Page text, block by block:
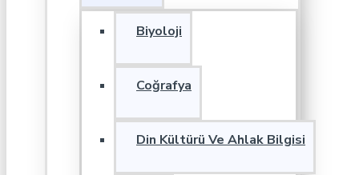
Biyoloji
Coğrafya
Din Kültürü Ve Ahlak Bilgisi